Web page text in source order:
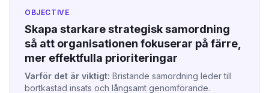
OBJECTIVE
Skapa starkare strategisk samordning
så att organisationen fokuserar på färre,
mer effektfulla prioriteringar
Varför det är viktigt: Bristande samordning leder till
bortkastad insats och långsamt genomförande.